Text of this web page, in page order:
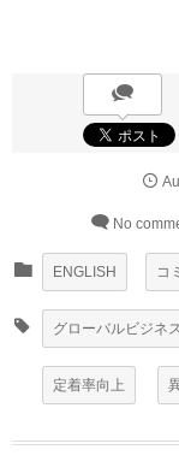
No
ENGLISH コ
グローバルビジネス
定着率向上